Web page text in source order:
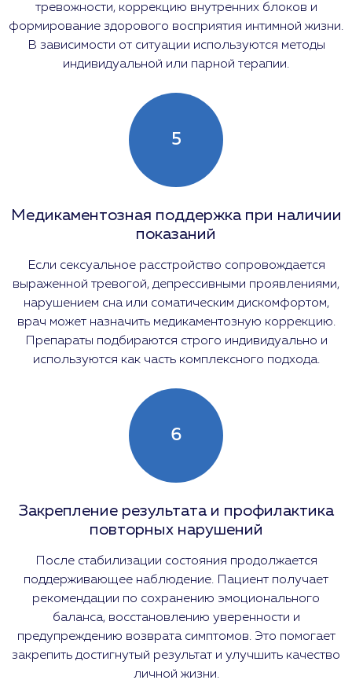
тревожности, коррекцию внутренних блоков и
формирование здорового восприятия интимной жизни.
В зависимости от ситуации используются методы
индивидуальной или парной терапии.
5
Медикаментозная поддержка при наличии
показаний
Если сексуальное расстройство сопровождается
выраженной тревогой, депрессивными проявлениями,
нарушением сна или соматическим дискомфортом,
врач может назначить медикаментозную коррекцию.
Препараты подбираются строго индивидуально и
используются как часть комплексного подхода.
6
Закрепление результата и профилактика
повторных нарушений
После стабилизации состояния продолжается
поддерживающее наблюдение. Пациент получает
рекомендации по сохранению эмоционального
баланса, восстановлению уверенности и
предупреждению возврата симптомов. Это помогает
закрепить достигнутый результат и улучшить качество
личной жизни.